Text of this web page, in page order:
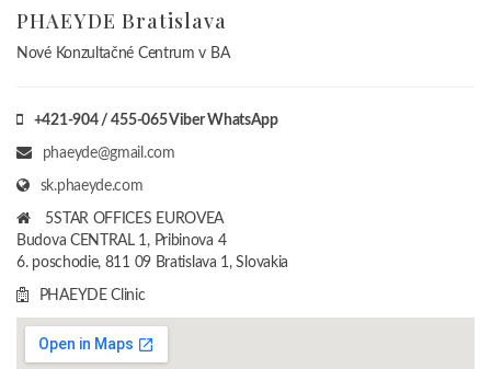
PHAEYDE Bratislava
Nové Konzultačné Centrum v BA
+421-904 / 455-065 Viber WhatsApp
phaeyde@gmail.com
sk.phaeyde.com
5STAR OFFICES EUROVEA
Budova CENTRAL 1, Pribinova 4
6. poschodie, 811 09 Bratislava 1, Slovakia
PHAEYDE Clinic